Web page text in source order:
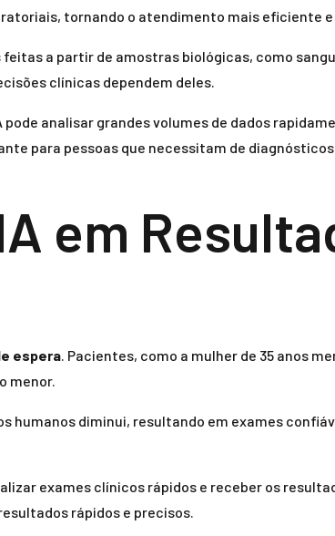
tornando o atendimento mais eficiente e
a partir de amostras biológicas, como
clínicas dependem deles.
analisar grandes volumes de dados
para pessoas que necessitam de
em
espera. Pacientes, como a mulher de 35 anos
menor.
humanos diminui, resultando em exames
exames clínicos rápidos e receber os
rápidos e precisos.